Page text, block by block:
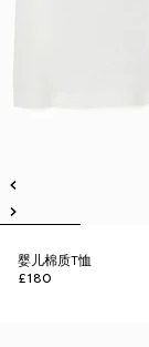
婴儿棉质T恤
£180